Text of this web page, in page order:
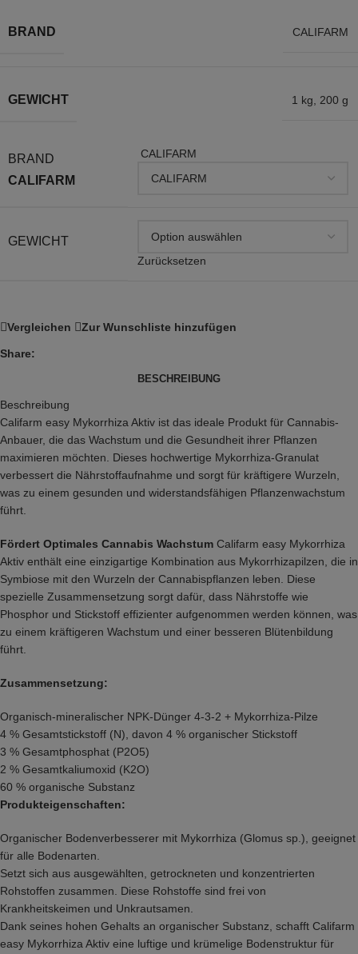
BRAND CALIFARM
GEWICHT 1 kg 200 g
BRAND
CALIFARM
CALIFARM
GEWICHT
Zurücksetzen
Vergleichen Zur Wunschliste hinzufügen
Share:
BESCHREIBUNG
Beschreibung
Califarm easy Mykorrhiza Aktiv ist das ideale Produkt für Cannabis-
Anbauer, die das Wachstum und die Gesundheit ihrer Pflanzen
maximieren möchten. Dieses hochwertige Mykorrhiza-Granulat
verbessert die Nährstoffaufnahme und sorgt für kräftigere Wurzeln,
was zu einem gesunden und widerstandsfähigen Pflanzenwachstum
führt.
Fördert Optimales Cannabis Wachstum Califarm easy Mykorrhiza
Aktiv enthält eine einzigartige Kombination aus Mykorrhizapilzen, die in
Symbiose mit den Wurzeln der Cannabispflanzen leben. Diese
spezielle Zusammensetzung sorgt dafür, dass Nährstoffe wie
Phosphor und Stickstoff effizienter aufgenommen werden können, was
zu einem kräftigeren Wachstum und einer besseren Blütenbildung
führt.
Zusammensetzung:
Organisch-mineralischer NPK-Dünger 4-3-2 + Mykorrhiza-Pilze
4 % Gesamtstickstoff (N), davon 4 % organischer Stickstoff
3 % Gesamtphosphat (P2O5)
2 % Gesamtkaliumoxid (K2O)
60 % organische Substanz
Produkteigenschaften:
Organischer Bodenverbesserer mit Mykorrhiza (Glomus sp.), geeignet
für alle Bodenarten.
Setzt sich aus ausgewählten, getrockneten und konzentrierten
Rohstoffen zusammen. Diese Rohstoffe sind frei von
Krankheitskeimen und Unkrautsamen.
Dank seines hohen Gehalts an organischer Substanz, schafft Califarm
easy Mykorrhiza Aktiv eine luftige und krümelige Bodenstruktur für